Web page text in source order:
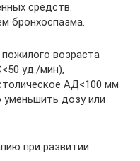
средств.
бронхоспазма.
возраста
уд./мин),
АД<100 мм
дозу или
при развитии